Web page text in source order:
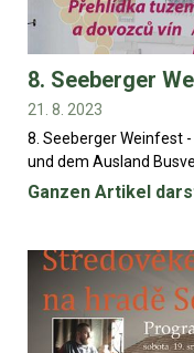
8. Seeberger
21. 8. 2023
8. Seeberger Weinfest
und dem Ausland
Ganzen Artikel